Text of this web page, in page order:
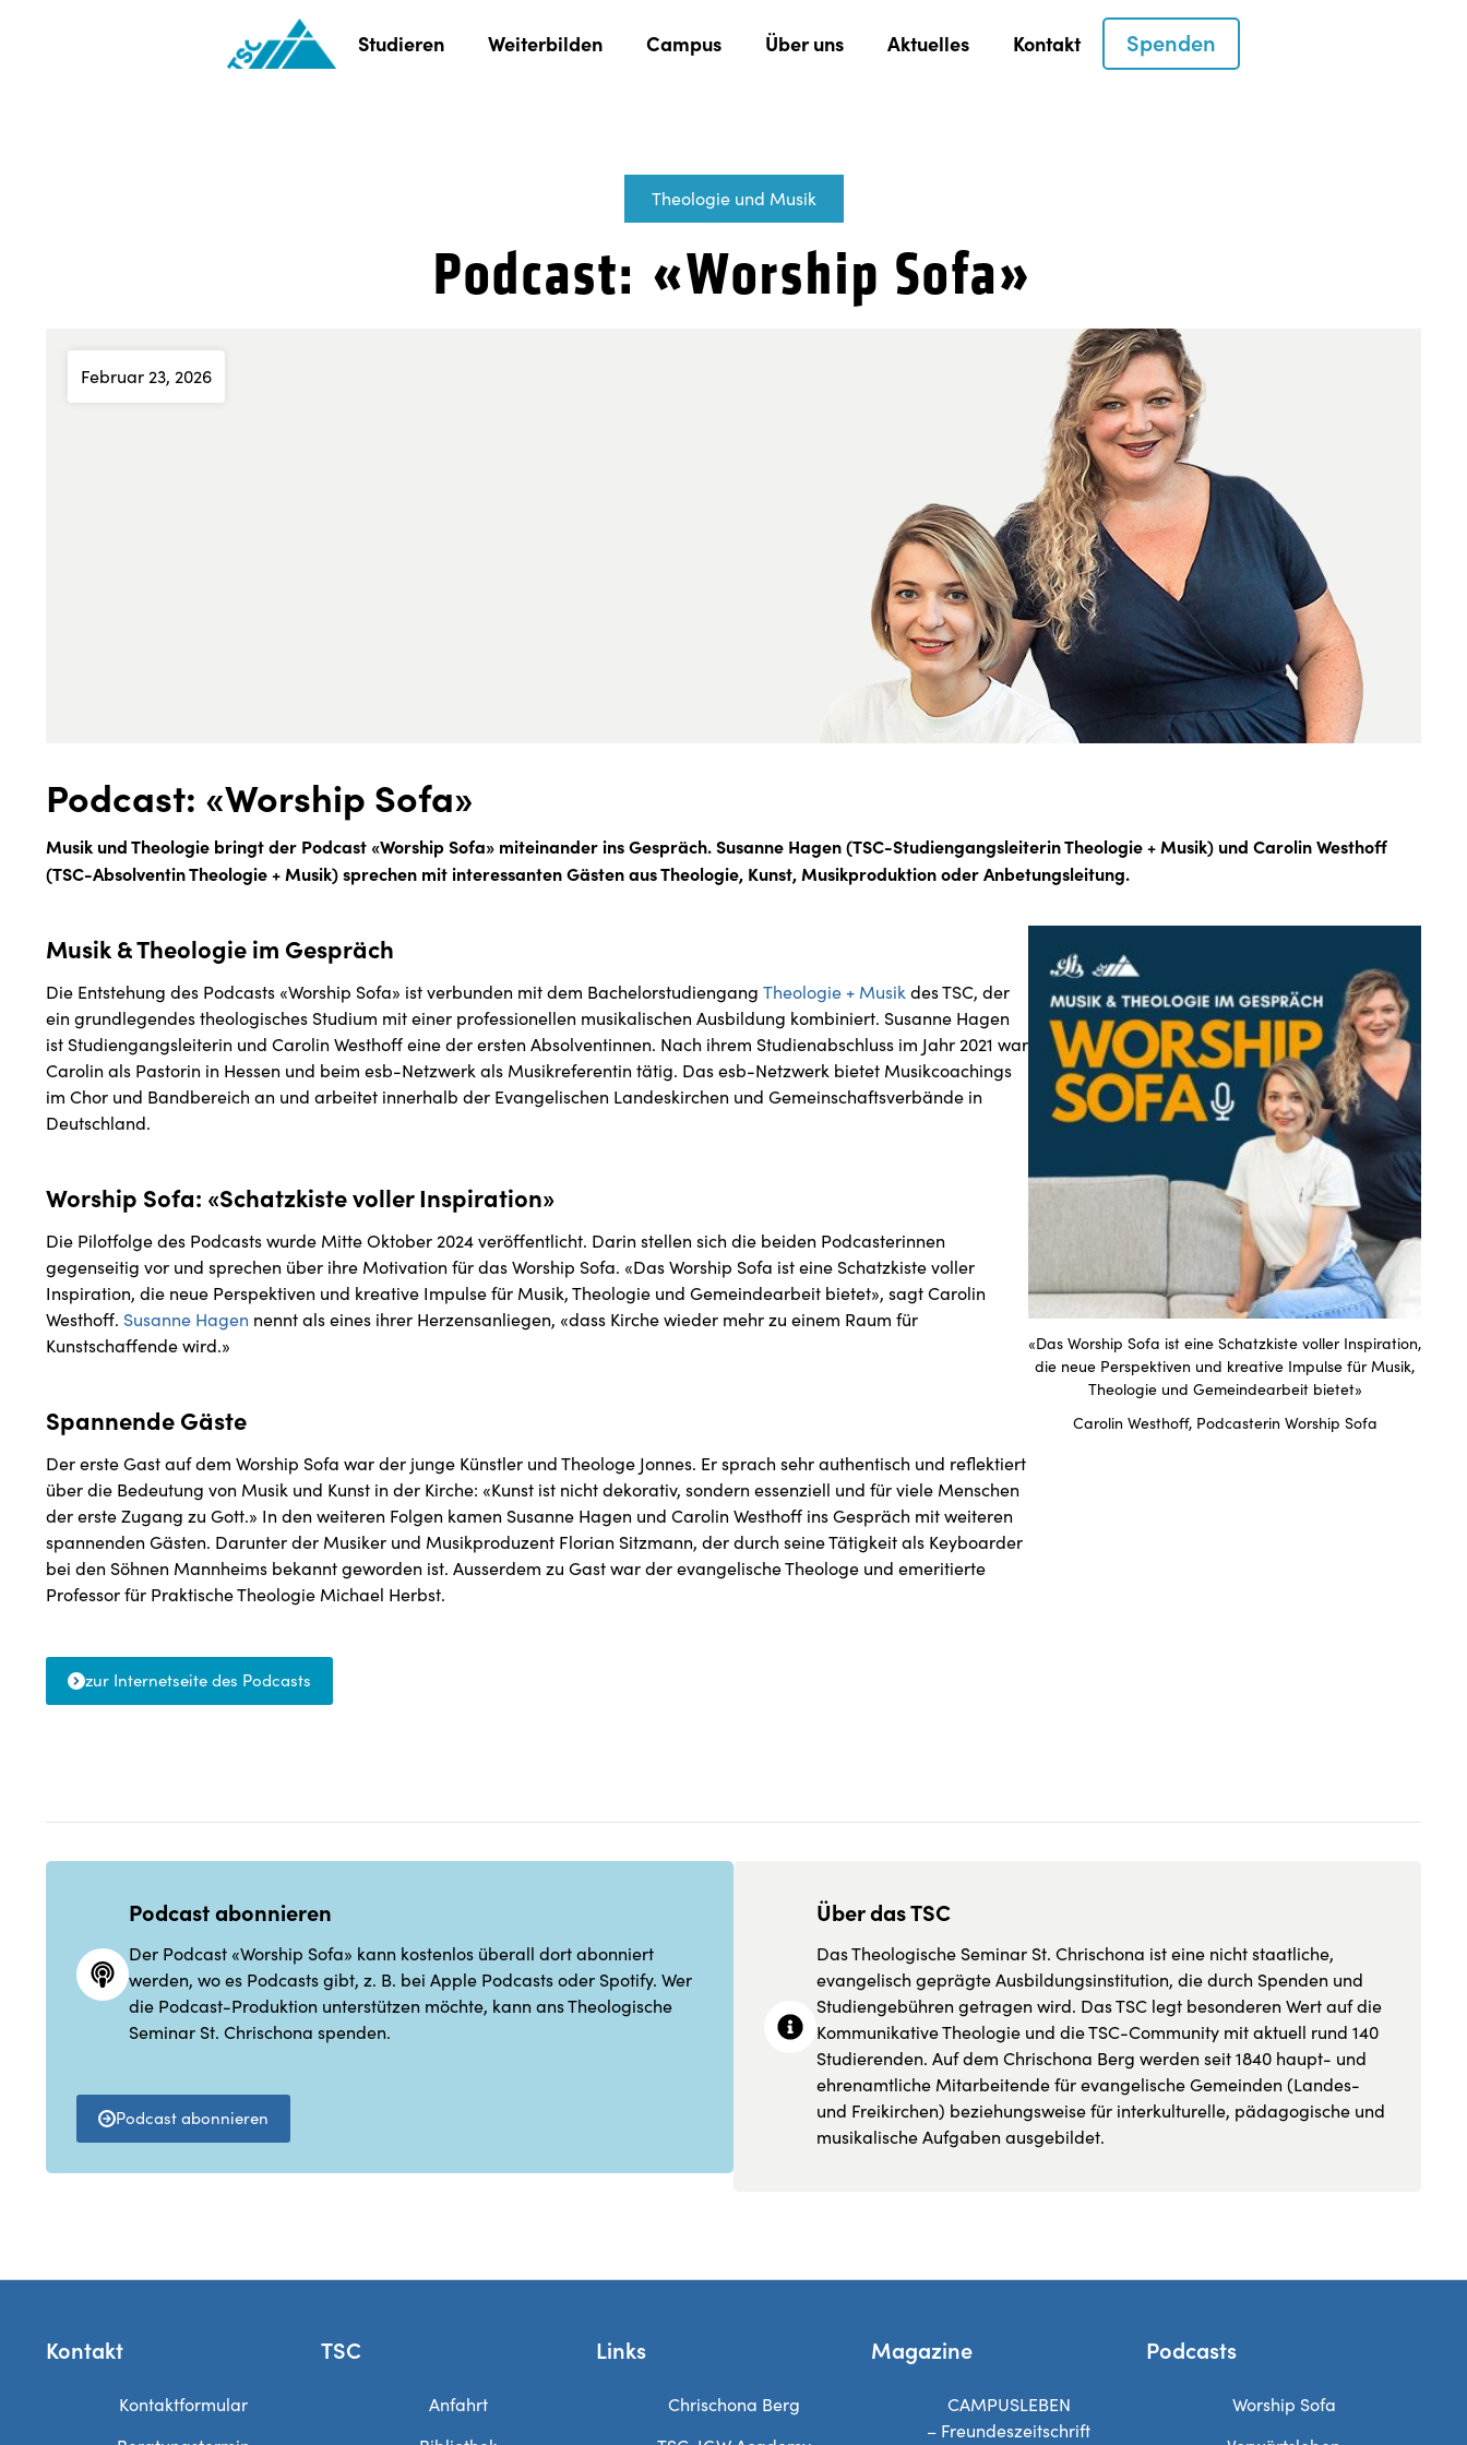
Studieren Weiterbilden Campus Über uns Aktuelles Kontakt Spenden
Theologie und Musik
Podcast: «Worship Sofa»
Februar 23, 2026
Podcast: «Worship Sofa»
Musik und Theologie bringt der Podcast «Worship Sofa» miteinander ins Gespräch. Susanne Hagen (TSC-Studiengangsleiterin Theologie + Musik) und Carolin Westhoff
(TSC-Absolventin Theologie + Musik) sprechen mit interessanten Gästen aus Theologie, Kunst, Musikproduktion oder Anbetungsleitung.
Musik & Theologie im Gespräch
Die Entstehung des Podcasts «Worship Sofa» ist verbunden mit dem Bachelorstudiengang Theologie + Musik des TSC, der
ein grundlegendes theologisches Studium mit einer professionellen musikalischen Ausbildung kombiniert. Susanne Hagen
ist Studiengangsleiterin und Carolin Westhoff eine der ersten Absolventinnen. Nach ihrem Studienabschluss im Jahr 2021 war
Carolin als Pastorin in Hessen und beim esb-Netzwerk als Musikreferentin tätig. Das esb-Netzwerk bietet Musikcoachings
im Chor und Bandbereich an und arbeitet innerhalb der Evangelischen Landeskirchen und Gemeinschaftsverbände in
Deutschland.
Worship Sofa: «Schatzkiste voller Inspiration»
Die Pilotfolge des Podcasts wurde Mitte Oktober 2024 veröffentlicht. Darin stellen sich die beiden Podcasterinnen
gegenseitig vor und sprechen über ihre Motivation für das Worship Sofa. «Das Worship Sofa ist eine Schatzkiste voller
Inspiration, die neue Perspektiven und kreative Impulse für Musik, Theologie und Gemeindearbeit bietet», sagt Carolin
Westhoff. Susanne Hagen nennt als eines ihrer Herzensanliegen, «dass Kirche wieder mehr zu einem Raum für
Kunstschaffende wird.»
Spannende Gäste
Der erste Gast auf dem Worship Sofa war der junge Künstler und Theologe Jonnes. Er sprach sehr authentisch und reflektiert
über die Bedeutung von Musik und Kunst in der Kirche: «Kunst ist nicht dekorativ, sondern essenziell und für viele Menschen
der erste Zugang zu Gott.» In den weiteren Folgen kamen Susanne Hagen und Carolin Westhoff ins Gespräch mit weiteren
spannenden Gästen. Darunter der Musiker und Musikproduzent Florian Sitzmann, der durch seine Tätigkeit als Keyboarder
bei den Söhnen Mannheims bekannt geworden ist. Ausserdem zu Gast war der evangelische Theologe und emeritierte
Professor für Praktische Theologie Michael Herbst.
zur Internetseite des Podcasts
«Das Worship Sofa ist eine Schatzkiste voller Inspiration,
die neue Perspektiven und kreative Impulse für Musik,
Theologie und Gemeindearbeit bietet»
Carolin Westhoff, Podcasterin Worship Sofa
Podcast abonnieren
Der Podcast «Worship Sofa» kann kostenlos überall dort abonniert
werden, wo es Podcasts gibt, z. B. bei Apple Podcasts oder Spotify. Wer
die Podcast-Produktion unterstützen möchte, kann ans Theologische
Seminar St. Chrischona spenden.
Podcast abonnieren
Über das TSC
Das Theologische Seminar St. Chrischona ist eine nicht staatliche,
evangelisch geprägte Ausbildungsinstitution, die durch Spenden und
Studiengebühren getragen wird. Das TSC legt besonderen Wert auf die
Kommunikative Theologie und die TSC-Community mit aktuell rund 140
Studierenden. Auf dem Chrischona Berg werden seit 1840 haupt- und
ehrenamtliche Mitarbeitende für evangelische Gemeinden (Landes-
und Freikirchen) beziehungsweise für interkulturelle, pädagogische und
musikalische Aufgaben ausgebildet.
Kontakt
Kontaktformular
TSC
Anfahrt
Links
Chrischona Berg
Magazine
CAMPUSLEBEN
– Freundeszeitschrift
Podcasts
Worship Sofa